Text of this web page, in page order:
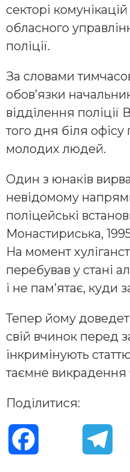
секторі
обласного
поліції.
За словами
обов’язки
відділення поліції
того дня біля
молодих людей.
Один з юнаків
невідомому
поліцейські
Монастириська,
На момент
перебував у стані
і не пам’ятає, куди
Тепер йому
свій вчинок перед
інкримінують
таємне
Поділитися: